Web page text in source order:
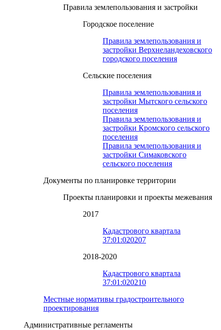
Правила землепользования и застройки
Городское поселение
Правила землепользования и
застройки Верхнеландеховского
городского поселения
Сельские поселения
Правила землепользования и
застройки Мытского сельского
поселения
Правила землепользования и
застройки Кромского сельского
поселения
Правила землепользования и
застройки Симаковского
сельского поселения
Документы по планировке территории
Проекты планировки и проекты межевания
2017
Кадастрового квартала
37:01:020207
2018-2020
Кадастрового квартала
37:01:020210
Местные нормативы градостроительного
проектирования
Административные регламенты